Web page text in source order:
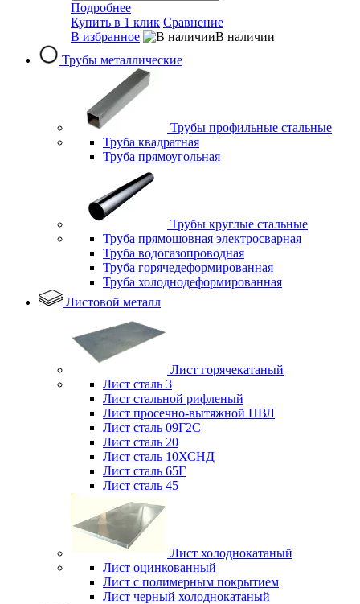
Подробнее
Купить в 1 клик Сравнение
В избранное
В наличии
Трубы металлические
Трубы профильные стальные
Труба квадратная
Труба прямоугольная
Трубы круглые стальные
Труба прямошовная электросварная
Труба водогазопроводная
Труба горячедеформированная
Труба холоднодеформированная
Листовой металл
Лист горячекатаный
Лист сталь 3
Лист стальной рифленый
Лист просечно-вытяжной ПВЛ
Лист сталь 09Г2С
Лист сталь 20
Лист сталь 10ХСНД
Лист сталь 65Г
Лист сталь 45
Лист холоднокатаный
Лист оцинкованный
Лист с полимерным покрытием
Лист черный холоднокатаный